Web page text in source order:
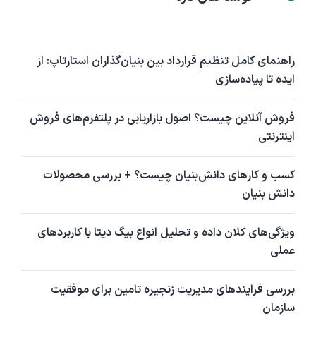
راهنمای کامل تنظیم قرارداد بین بنیان‌گذاران استارتاپ: از
ایده تا پیاده‌سازی
فروش آنلاین چیست؟ اصول بازاریابی در پلتفرم‌های فروش
اینترنتی
کسب و کارهای دانش‌بنیان چیست؟ + بررسی محصولات
دانش بنیان
ویژگی‌های کلان داده و تحلیل انواع بیگ دیتا با کاربردهای
عملی
بررسی فرایندهای مدیریت زنجیره تامین برای موفقیت
سازمان